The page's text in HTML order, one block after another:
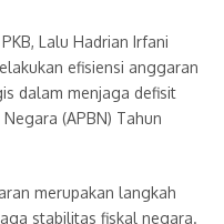
Lalu Hadrian Irfani
efisiensi anggaran
dalam menjaga defisit
(APBN) Tahun
merupakan langkah
stabilitas fiskal negara.